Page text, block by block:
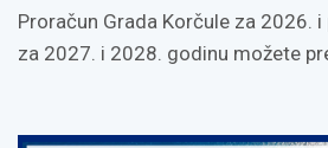
Proračun Grada Korčule za 2026.
za 2027. i 2028. godinu možete